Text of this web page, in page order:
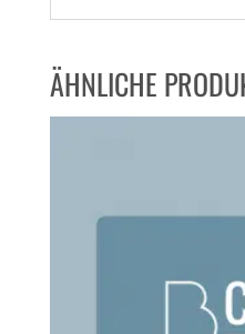
ÄHNLICHE